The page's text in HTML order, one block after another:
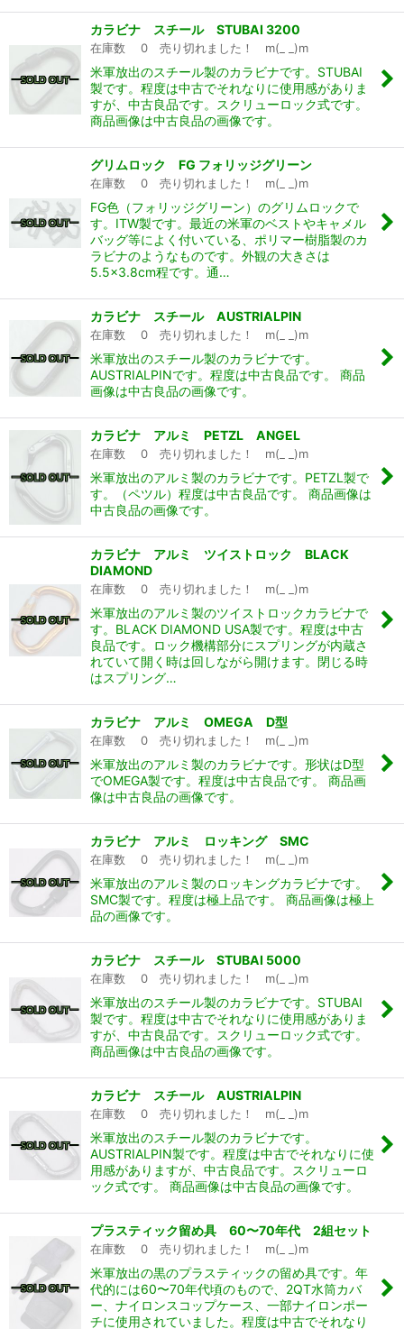
カラビナ スチール STUBAI 3200
在庫数 0 売り切れました！ m(_ _)m
米軍放出のスチール製のカラビナです。STUBAI
製です。程度は中古でそれなりに使用感がありま
すが、中古良品です。スクリューロック式です。
商品画像は中古良品の画像です。
グリムロック FG フォリッジグリーン
在庫数 0 売り切れました！ m(_ _)m
FG色（フォリッジグリーン）のグリムロックで
す。ITW製です。最近の米軍のベストやキャメル
バッグ等によく付いている、ポリマー樹脂製のカ
ラビナのようなものです。外観の大きさは
5.5×3.8cm程です。通…
カラビナ スチール AUSTRIALPIN
在庫数 0 売り切れました！ m(_ _)m
米軍放出のスチール製のカラビナです。
AUSTRIALPINです。程度は中古良品です。 商品
画像は中古良品の画像です。
カラビナ アルミ PETZL ANGEL
在庫数 0 売り切れました！ m(_ _)m
米軍放出のアルミ製のカラビナです。PETZL製で
す。（ペツル）程度は中古良品です。 商品画像は
中古良品の画像です。
カラビナ アルミ ツイストロック BLACK
DIAMOND
在庫数 0 売り切れました！ m(_ _)m
米軍放出のアルミ製のツイストロックカラビナで
す。BLACK DIAMOND USA製です。程度は中古
良品です。ロック機構部分にスプリングが内蔵さ
れていて開く時は回しながら開けます。閉じる時
はスプリング…
カラビナ アルミ OMEGA D型
在庫数 0 売り切れました！ m(_ _)m
米軍放出のアルミ製のカラビナです。形状はD型
でOMEGA製です。程度は中古良品です。 商品画
像は中古良品の画像です。
カラビナ アルミ ロッキング SMC
在庫数 0 売り切れました！ m(_ _)m
米軍放出のアルミ製のロッキングカラビナです。
SMC製です。程度は極上品です。 商品画像は極上
品の画像です。
カラビナ スチール STUBAI 5000
在庫数 0 売り切れました！ m(_ _)m
米軍放出のスチール製のカラビナです。STUBAI
製です。程度は中古でそれなりに使用感がありま
すが、中古良品です。スクリューロック式です。
商品画像は中古良品の画像です。
カラビナ スチール AUSTRIALPIN
在庫数 0 売り切れました！ m(_ _)m
米軍放出のスチール製のカラビナです。
AUSTRIALPIN製です。程度は中古でそれなりに使
用感がありますが、中古良品です。スクリューロ
ック式です。 商品画像は中古良品の画像です。
プラスティック留め具 60〜70年代 2組セット
在庫数 0 売り切れました！ m(_ _)m
米軍放出の黒のプラスティックの留め具です。年
代的には60〜70年代頃のもので、2QT水筒カバ
ー、ナイロンスコップケース、一部ナイロンポー
チに使用されていました。程度は中古でそれなり